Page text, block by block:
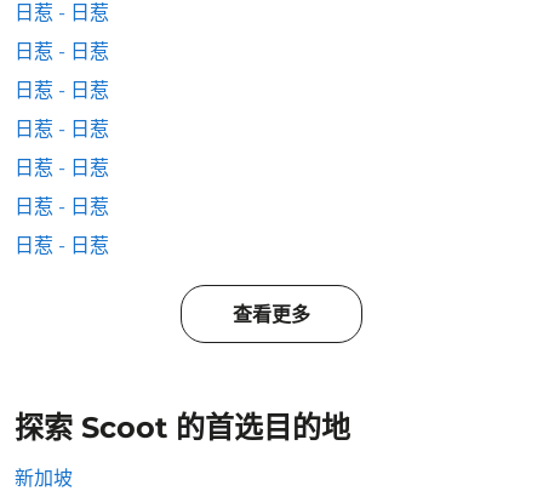
日惹 - 日惹
日惹 - 日惹
日惹 - 日惹
日惹 - 日惹
日惹 - 日惹
日惹 - 日惹
日惹 - 日惹
查看更多
探索 Scoot 的首选目的地
新加坡